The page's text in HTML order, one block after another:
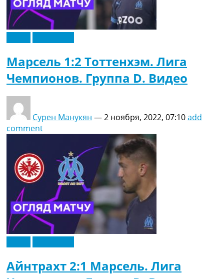
Марсель 1:2 Тоттенхэм. Лига
Чемпионов. Группа D. Видео
Сурен Манукян —2 ноября, 2022, 07:10add
comment
Айнтрахт 2:1 Марсель. Лига